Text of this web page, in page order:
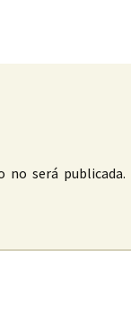
no será publicada.